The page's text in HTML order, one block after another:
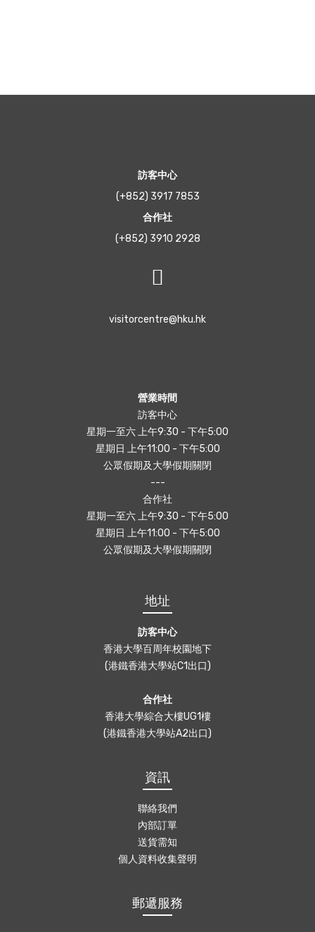
訪客中心
(+852) 3917 7853
合作社
(+852) 3910 2928
visitorcentre@hku.hk
營業時間
訪客中心
星期一至六 上午9:30 - 下午5:00
星期日 上午11:00 - 下午5:00
公眾假期及大學假期關閉
---
合作社
星期一至六 上午9:30 - 下午5:00
星期日 上午11:00 - 下午5:00
公眾假期及大學假期關閉
地址
訪客中心
香港大學百周年校園地下
(港鐵香港大學站C1出口)
合作社
香港大學綜合大樓UG1樓
(港鐵香港大學站A2出口)
資訊
聯絡我們
內部訂單
送貨需知
個人資料收集聲明
郵遞服務